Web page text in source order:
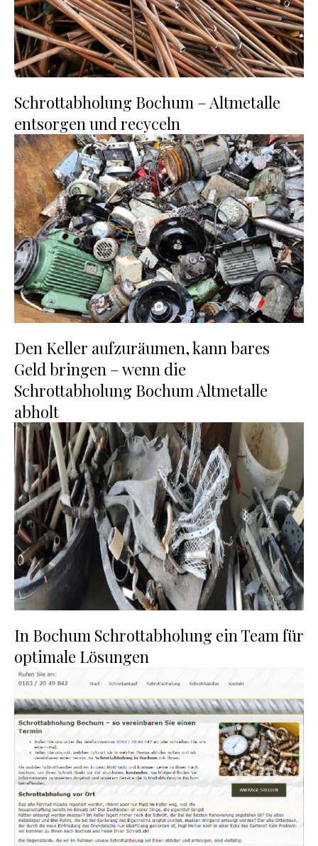
Schrottabholung Bochum – Altmetalle
entsorgen und recyceln
Den Keller aufzuräumen, kann bares
Geld bringen – wenn die
Schrottabholung Bochum Altmetalle
abholt
In Bochum Schrottabholung ein Team für
optimale Lösungen